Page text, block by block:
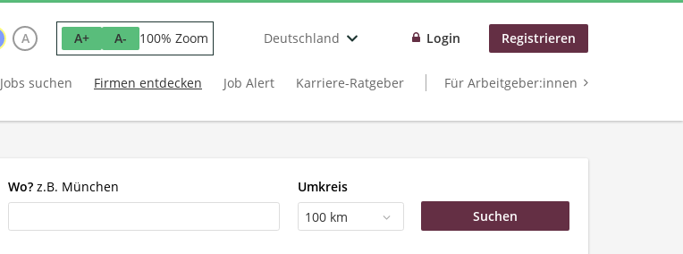
A A+ A- 100% Zoom Deutschland Login Registrieren
Jobs suchen Firmen entdecken Job Alert Karriere-Ratgeber Für Arbeitgeber:innen
Wo? z.B. München
Umkreis
100 km